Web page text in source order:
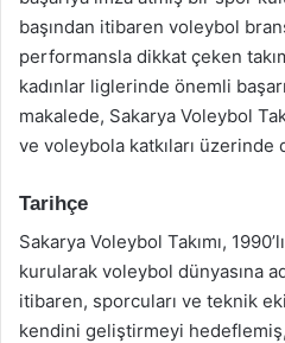
başından itibaren voleybol
performansla dikkat çeken
kadınlar liglerinde önemli
makalede, Sakarya Voleybol
ve voleybola katkıları üzerinde
Tarihçe
Sakarya Voleybol Takımı,
kurularak voleybol dünyasına
itibaren, sporcuları ve teknik
kendini geliştirmeyi